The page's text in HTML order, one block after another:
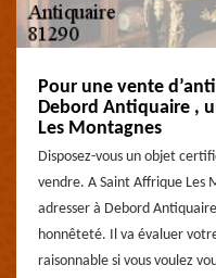
Pour une vente
Debord Antiquaire ,
Les Montagnes
Disposez-vous un objet
vendre. A Saint Affrique Les
adresser à Debord
honnêteté. Il va évaluer
raisonnable si vous voulez